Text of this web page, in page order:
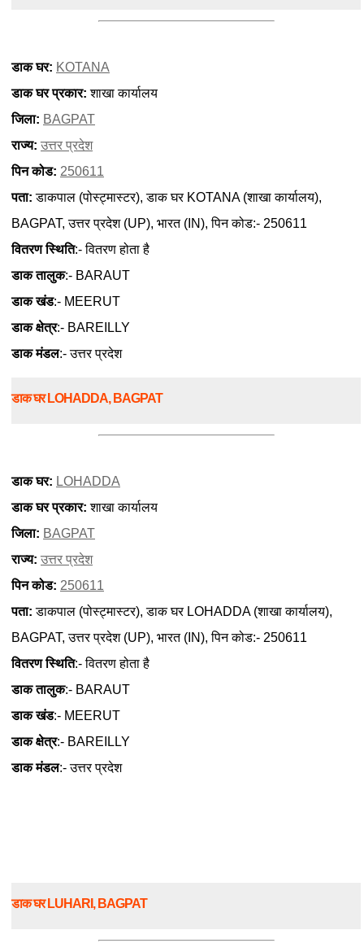
डाक घर: KOTANA
डाक घर प्रकार: शाखा कार्यालय
जिला: BAGPAT
राज्य: उत्तर प्रदेश
पिन कोड: 250611
पता: डाकपाल (पोस्ट्मास्टर), डाक घर KOTANA (शाखा कार्यालय),
BAGPAT, उत्तर प्रदेश (UP), भारत (IN), पिन कोड:- 250611
वितरण स्थिति:- वितरण होता है
डाक तालुक:- BARAUT
डाक खंड:- MEERUT
डाक क्षेत्र:- BAREILLY
डाक मंडल:- उत्तर प्रदेश
डाक घर LOHADDA, BAGPAT
डाक घर: LOHADDA
डाक घर प्रकार: शाखा कार्यालय
जिला: BAGPAT
राज्य: उत्तर प्रदेश
पिन कोड: 250611
पता: डाकपाल (पोस्ट्मास्टर), डाक घर LOHADDA (शाखा कार्यालय),
BAGPAT, उत्तर प्रदेश (UP), भारत (IN), पिन कोड:- 250611
वितरण स्थिति:- वितरण होता है
डाक तालुक:- BARAUT
डाक खंड:- MEERUT
डाक क्षेत्र:- BAREILLY
डाक मंडल:- उत्तर प्रदेश
डाक घर LUHARI, BAGPAT